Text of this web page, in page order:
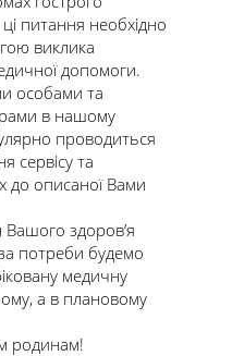
питання необхідно
виклика
допомоги.
особами та
в нашому
проводиться
сервісу та
до описаної Вами
здоров’я
потреби будемо
медичну
а в плановому
родинам!